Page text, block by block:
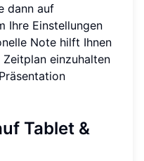
dann auf
Ihre Einstellungen
Note hilft Ihnen
Zeitplan einzuhalten
Tablet &